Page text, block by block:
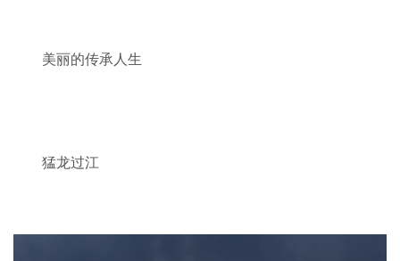
美丽的传承人生
猛龙过江